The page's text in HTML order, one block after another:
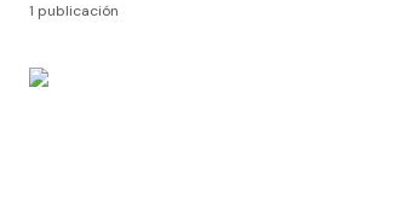
1 publicación